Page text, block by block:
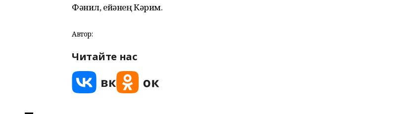
Фәнил, ейәнең Кәрим.
Автор:
Читайте нас